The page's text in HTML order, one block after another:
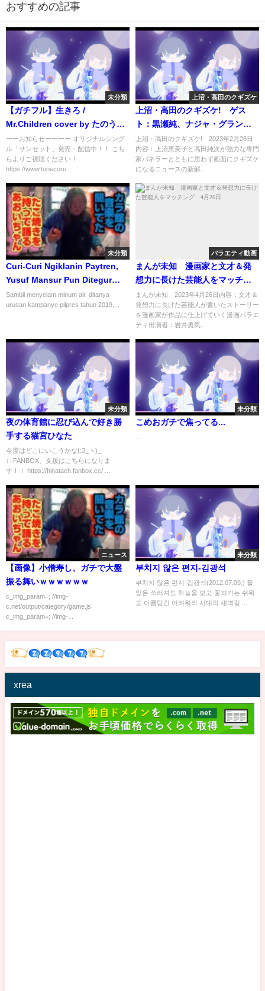
おすすめの記事
未分類
【ガチフル】生きろ /
Mr.Children cover by たのうた
「映画『キングダム 2 遥かなる
大地へ』主題歌 」
ーーお知らせーーーー オリジナルシング
ル「サンセット」発売・配信中！！ こち
らよりご視聴ください！
https://www.tunecore...
上沼・高田のクギズケ
上沼・高田のクギズケ! ゲス
ト：黒瀬純、ナジャ・グランデ
ィーバ、モグライダー、ゆうち
ゃみ 2月26日
上沼・高田のクギズケ! 2023年2月26日
内容：上沼恵美子と高田純次が強力な専門
家パネラーとともに思わず画面にクギズケ
になるニュースの新解...
未分類
Curi-Curi Ngiklanin Paytren,
Yusuf Mansur Pun Ditegur
Najwa Shihab! #Short
Sambil menyelam minum air, ditanya
urusan kampanye pilpres tahun 2019,...
バラエティ動画
まんが未知 漫画家と文才＆発
想力に長けた芸能人をマッチン
グ 4月26日
まんが未知 2023年4月26日内容：文才＆
発想力に長けた芸能人が書いたストーリー
を漫画家が作品に仕上げていく漫画バラエ
ティ出演者：岩井勇気...
未分類
夜の体育館に忍び込んで好き勝
手する猫宮ひなた
今度はどこにいこうかな(:3_ヽ)_
↓↓FANBOX、支援はこちらになりま
す！！ https://hinatach.fanbox.cc/ ...
未分類
こめおガチで焦ってる...
ニュース
【画像】小僧寿し、ガチで大盤
振る舞いｗｗｗｗｗｗ
c_img_param=; //img-
c.net/output/category/game.js
c_img_param=; //img-...
未分類
부치지 않은 편지-김광석
부치지 않은 편지-김광석(2012.07.09.) 풀
잎은 쓰러져도 하늘을 보고 꽃피기는 쉬워
도 아름답긴 어려워라 시대의 새벽길 ...
xrea